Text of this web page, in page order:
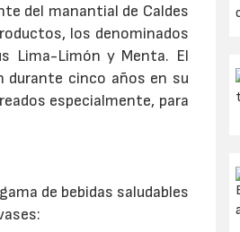
del manantial de Caldes
los denominados
Lima-Limón y Menta. El
durante cinco años en su
especialmente, para
de bebidas saludables